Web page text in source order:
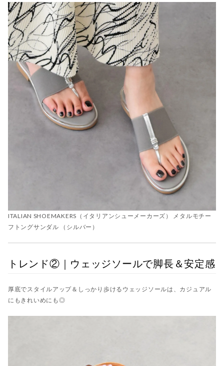
ITALIAN SHOEMAKERS（イタリアンシューメーカーズ） メタルモチー
フトングサンダル （シルバー）
トレンド②｜ウェッジソールで脚長＆安定感
厚底でスタイルアップ＆しっかり歩けるウェッジソールは、カジュアル
にもきれいめにも◎